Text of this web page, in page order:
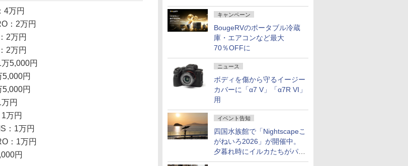
キャンペーン
BougeRVのポータブル冷蔵
庫・エアコンなど最大
70％OFFに
ニュース
ボディを傷から守るイージー
カバーに「α7 V」「α7R VI」
用
イベント告知
四国水族館で「Nightscapeこ
がねいろ2026」が開催中。
夕暮れ時にイルカたちがパフ
ォーマンスを繰り広げる
4万円
：2万円
2万円
2万円
5,000円
円
円
円
万円
：1万円
：1万円
円